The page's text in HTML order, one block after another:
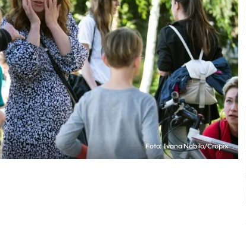
Foto: Ivana Nobilo/Cropix